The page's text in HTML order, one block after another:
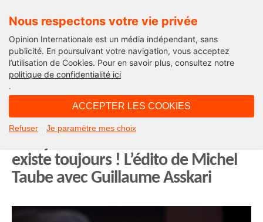
Nous respectons votre vie privée
Opinion Internationale est un média indépendant, sans
publicité. En poursuivant votre navigation, vous acceptez
l’utilisation de Cookies. Pour en savoir plus, consultez notre
politique de confidentialité ici
.
ACCEPTER LES COOKIES
Refuser Je paramètre mes choix
Opinion Amériques Latines
Mario Vargas Llosa à l’Académie
existe toujours ! L’édito de Michel
Taube avec Guillaume Asskari